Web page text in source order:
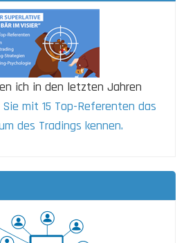
ich in den letzten Jahren
Sie mit 15 Top-Referenten das
des Tradings kennen.